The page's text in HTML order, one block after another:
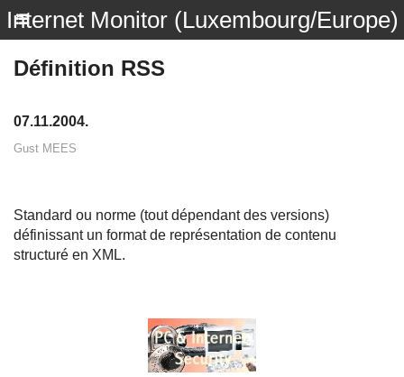
Internet Monitor (Luxembourg/Europe)
Définition RSS
07.11.2004.
Gust MEES
Standard ou norme (tout dépendant des versions)
définissant un format de représentation de contenu
structuré en XML.